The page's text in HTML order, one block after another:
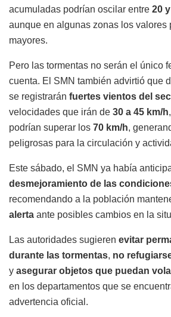
acumuladas podrían oscilar entre 20
aunque en algunas zonas los valores
mayores.
Pero las tormentas no serán el único
cuenta. El SMN también advirtió que
se registrarán fuertes vientos del
velocidades que irán de 30 a 45 km/h
podrían superar los 70 km/h,
peligrosas para la circulación y
Este sábado, el SMN ya había
desmejoramiento de las
recomendando a la población
alerta ante posibles cambios en la
Las autoridades sugieren evitar
durante las tormentas, no
y asegurar objetos que puedan
en los departamentos que se
advertencia oficial.